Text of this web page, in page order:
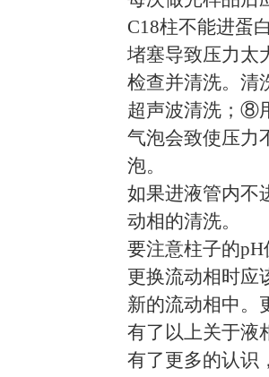
C18柱不能进蛋
堵塞导致压力
检查并清洗。
超声波清洗；⑧
气泡会致使压力
泡。
如果进液管内不
动相的清洗。
要注意柱子的
更换流动相时应
新的流动相中。
有了以上关于液
有了更多的认识